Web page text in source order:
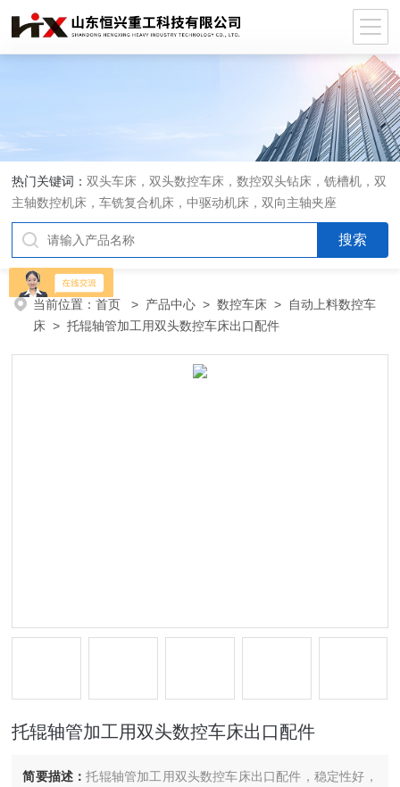
热门关键词：双头车床，双头数控车床，数控双头钻床，铣槽机，双
主轴数控机床，车铣复合机床，中驱动机床，双向主轴夹座
当前位置：首页 > 产品中心 >数控车床 > 自动上料数控车
床 > 托辊轴管加工用双头数控车床出口配件
托辊轴管加工用双头数控车床出口配件
简要描述：托辊轴管加工用双头数控车床出口配件，稳定性好，